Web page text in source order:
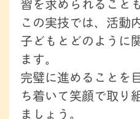
この実技では、活動
子どもとどのように
ます。
完璧に進めることを
ち着いて笑顔で取り
ましょう。